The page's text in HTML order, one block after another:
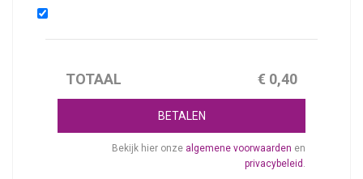
TOTAAL € 0,40
BETALEN
Bekijk hier onze algemene voorwaarden en
privacybeleid .